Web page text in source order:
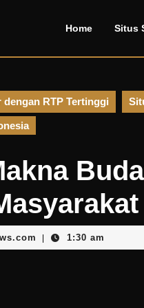
Home Situs
RTP Tertinggi
1:30 am